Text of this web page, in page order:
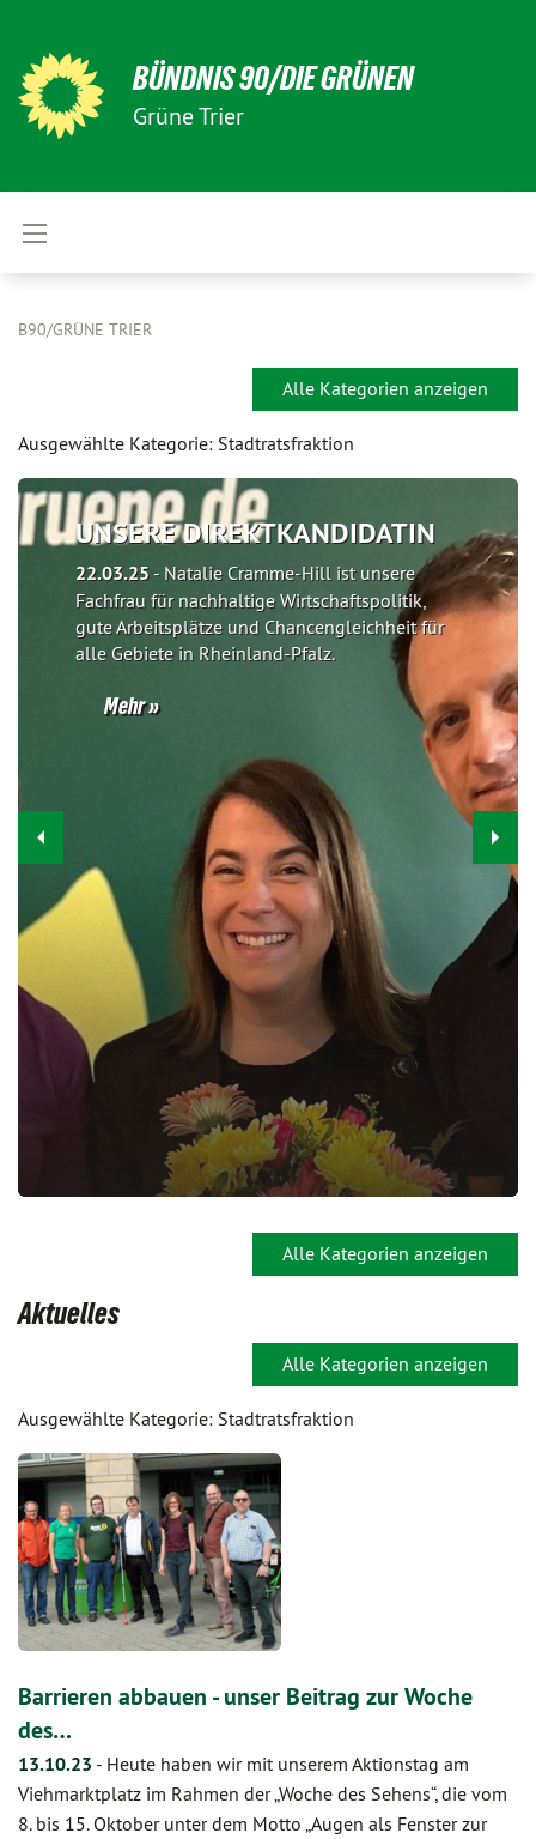
BÜNDNIS 90/DIE GRÜNEN
Grüne Trier
B90/GRÜNE TRIER
Alle Kategorien anzeigen
Ausgewählte Kategorie: Stadtratsfraktion
UNSERE DIREKTKANDIDATIN
22.03.25 - Natalie Cramme-Hill ist unsere
Fachfrau für nachhaltige Wirtschaftspolitik,
gute Arbeitsplätze und Chancengleichheit für
alle Gebiete in Rheinland-Pfalz.
Mehr
Alle Kategorien anzeigen
Aktuelles
Alle Kategorien anzeigen
Ausgewählte Kategorie: Stadtratsfraktion
Barrieren abbauen - unser Beitrag zur Woche
des…
13.10.23 - Heute haben wir mit unserem Aktionstag am
Viehmarktplatz im Rahmen der „Woche des Sehens“, die vom
8. bis 15. Oktober unter dem Motto „Augen als Fenster zur